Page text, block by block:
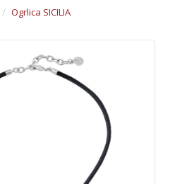
/ Ogrlica SICILIA